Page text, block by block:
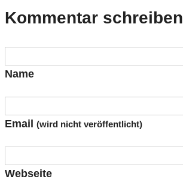
Kommentar schreiben
Name
Email (wird nicht veröffentlicht)
Webseite